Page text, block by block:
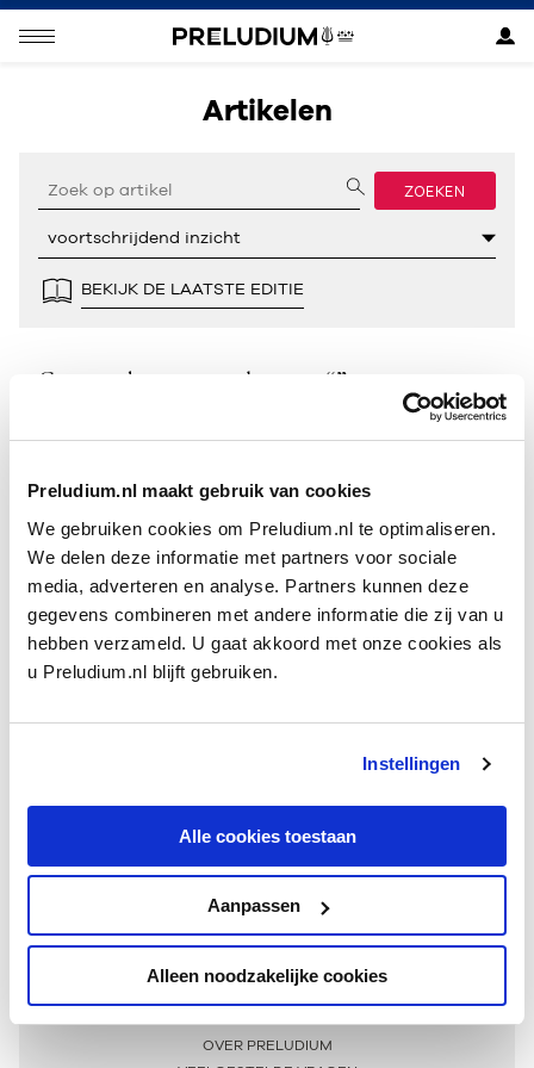
Preludium.nl maakt gebruik van cookies
We gebruiken cookies om Preludium.nl te optimaliseren.
We delen deze informatie met partners voor sociale
media, adverteren en analyse. Partners kunnen deze
gegevens combineren met andere informatie die zij van u
hebben verzameld. U gaat akkoord met onze cookies als
u Preludium.nl blijft gebruiken.
Instellingen
Alle cookies toestaan
Aanpassen
Alleen noodzakelijke cookies
Artikelen
ZOEKEN
BEKIJK DE LAATSTE EDITIE
Geen resultaten gevonden voor “”.
Meer informatie
OVER PRELUDIUM